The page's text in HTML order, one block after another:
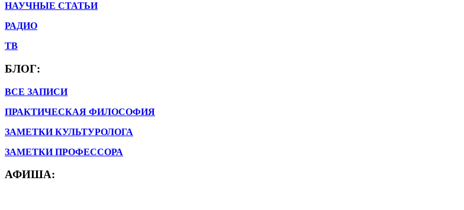
НАУЧНЫЕ СТАТЬИ
РАДИО
ТВ
БЛОГ:
ВСЕ ЗАПИСИ
ПРАКТИЧЕСКАЯ ФИЛОСОФИЯ
ЗАМЕТКИ КУЛЬТУРОЛОГА
ЗАМЕТКИ ПРОФЕССОРА
АФИША: